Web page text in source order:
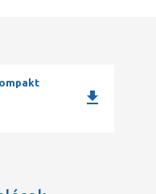
download